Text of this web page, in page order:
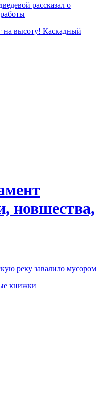
рассказал о
высоту! Каскадный
новшества,
реку завалило мусором
книжки